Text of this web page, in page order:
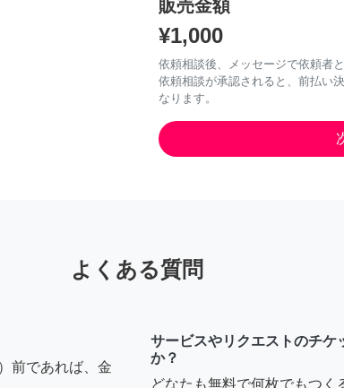
販売金額
¥1,000
依頼相談後、メッセージで依頼者
依頼相談が承認されると、前払い
なります。
よくある質問
前であれば、金
サービスやリクエストのチケ
か？
どなたも無料で何枚でもつく